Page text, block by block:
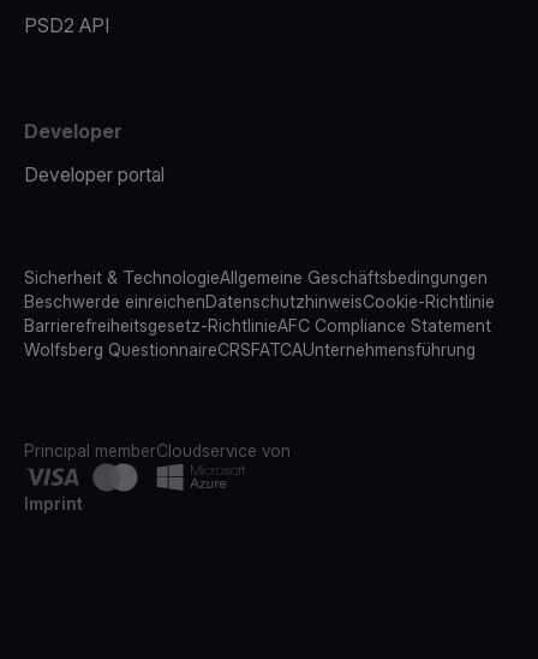
PSD2 API
Developer
Developer portal
Sicherheit & TechnologieAllgemeine Geschäftsbedingungen
Beschwerde einreichenDatenschutzhinweisCookie-Richtlinie
Barrierefreiheitsgesetz-RichtlinieAFC Compliance Statement
Wolfsberg QuestionnaireCRSFATCAUnternehmensführung
Principal memberCloudservice von
Imprint